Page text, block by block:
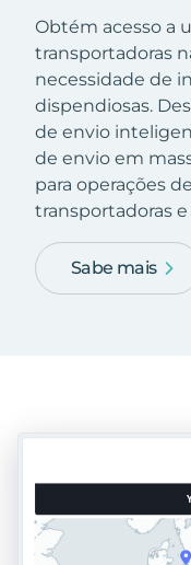
Obtém acesso a
transportadoras
necessidade de
dispendiosas.
de envio
de envio em
para operações
transportadoras
Sabe mais